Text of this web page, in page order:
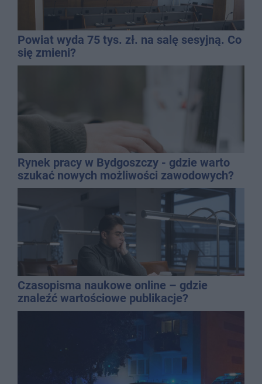
Powiat wyda 75 tys. zł. na salę sesyjną. Co
się zmieni?
Rynek pracy w Bydgoszczy - gdzie warto
szukać nowych możliwości zawodowych?
Czasopisma naukowe online – gdzie
znaleźć wartościowe publikacje?